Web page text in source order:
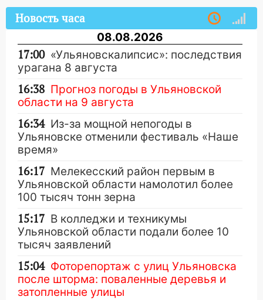
Новость часа
08.08.2026
17:00 «Ульяновскалипсис»: последствия
урагана 8 августа
16:38 Прогноз погоды в Ульяновской
области на 9 августа
16:34 Из-за мощной непогоды в
Ульяновске отменили фестиваль «Наше
время»
16:17 Мелекесский район первым в
Ульяновской области намолотил более
100 тысяч тонн зерна
15:17 В колледжи и техникумы
Ульяновской области подали более 10
тысяч заявлений
15:04 Фоторепортаж с улиц Ульяновска
после шторма: поваленные деревья и
затопленные улицы